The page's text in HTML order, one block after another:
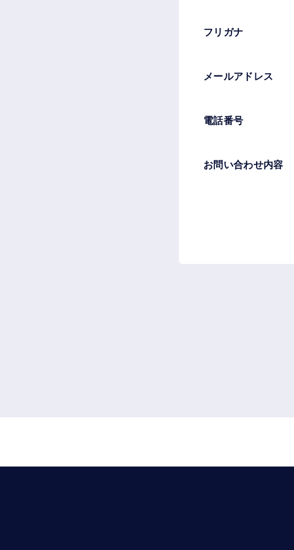
フリガナ
メールアドレス
電話番号
お問い合わせ内容